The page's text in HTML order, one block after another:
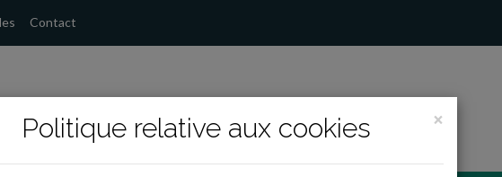
Contact
×
Politique relative aux cookies